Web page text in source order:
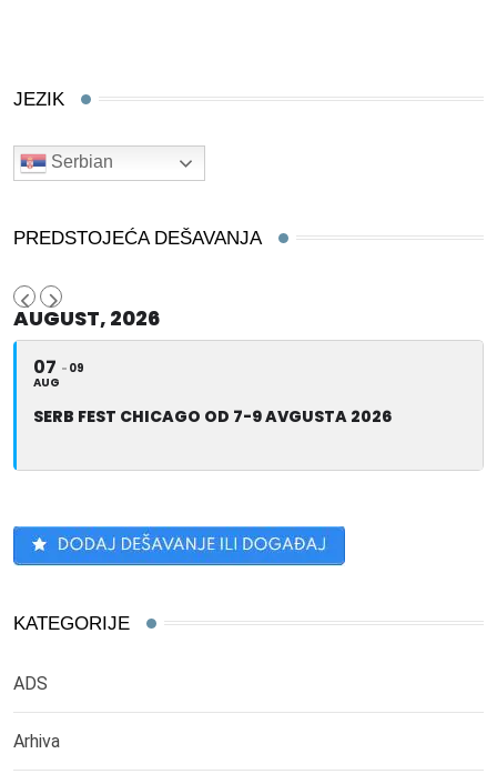
JEZIK
Serbian
PREDSTOJEĆA DEŠAVANJA
AUGUST, 2026
07
AUG
09
SERB FEST CHICAGO OD 7-9 AVGUSTA 2026
KATEGORIJE
ADS
Arhiva